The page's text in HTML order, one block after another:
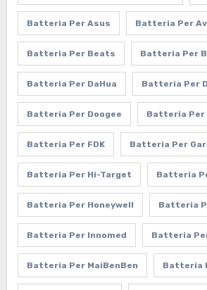
Batteria Per Asus Batteria Per
Batteria Per Beats Batteria Per
Batteria Per DaHua Batteria Per
Batteria Per Doogee Batteria Per
Batteria Per FDK Batteria Per
Batteria Per Hi-Target Batteria
Batteria Per Honeywell Batteria
Batteria Per Innomed Batteria
Batteria Per MaiBenBen Batteria